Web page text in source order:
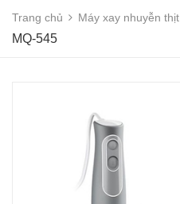
Trang chủ Máy xay nhuyễn thịt
MQ-545